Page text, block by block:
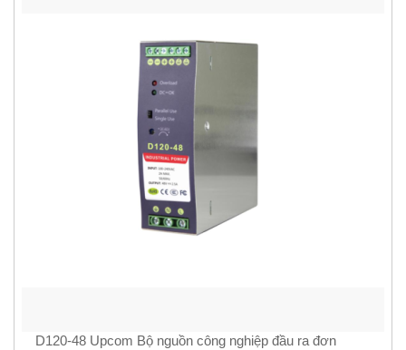
D120-48 Upcom Bộ nguồn công nghiệp đầu ra đơn